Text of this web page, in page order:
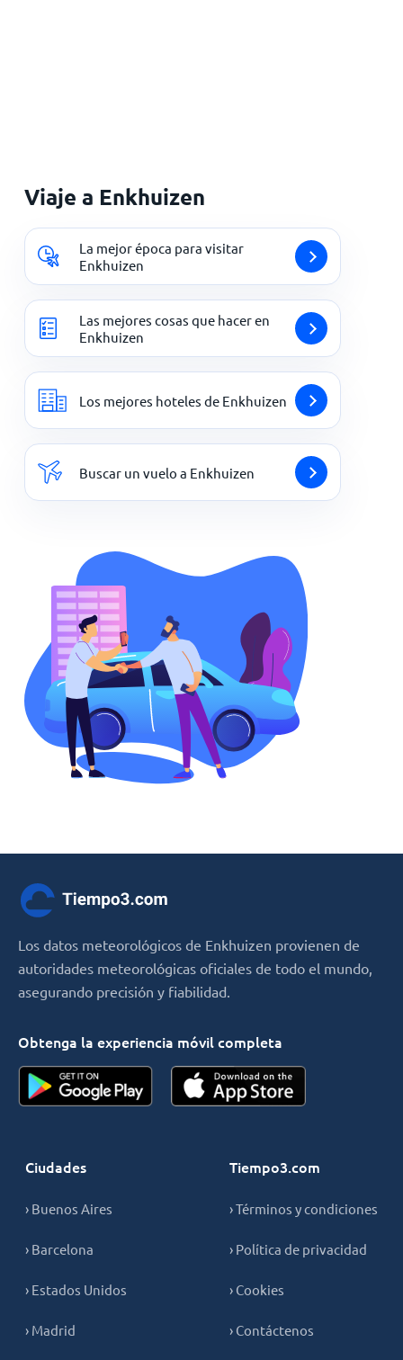
Viaje a Enkhuizen
La mejor época para visitar
Enkhuizen
Las mejores cosas que hacer en
Enkhuizen
Los mejores hoteles de Enkhuizen
Buscar un vuelo a Enkhuizen
Los datos meteorológicos de Enkhuizen provienen de
autoridades meteorológicas oficiales de todo el mundo,
asegurando precisión y fiabilidad.
Obtenga la experiencia móvil completa
Ciudades
› Buenos Aires
› Barcelona
› Estados Unidos
› Madrid
Tiempo3.com
› Términos y condiciones
› Política de privacidad
› Cookies
› Contáctenos